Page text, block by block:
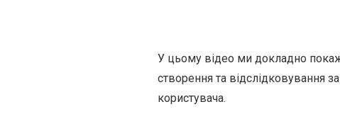
У цьому відео ми докладно
створення та відслідковування
користувача.